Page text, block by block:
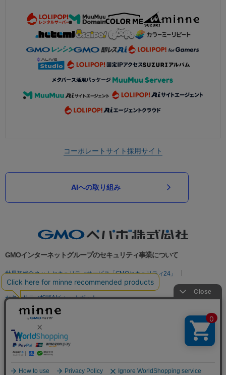
コーポレートサイト採用サイト
AIへの取り組み
GMOインターネットグループのセキュリティ事業について
世界初総合ネットセキュリティサービス「GMOセキュリティ24」
パスワード漏洩診断
Webサイトリスク診断
セキュリティ相談AIチャットボット
実在証明・盗聴対策
サイバー攻撃対策（GMO Flatt Security）
セキュリティ事業の軌跡